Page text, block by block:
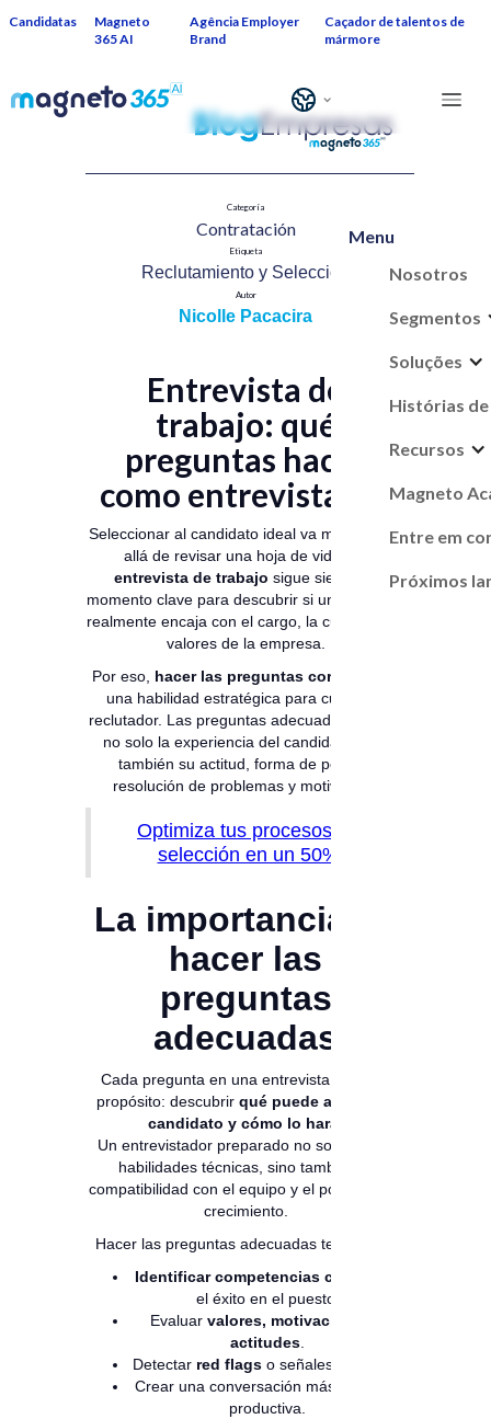
Candidatas
Magneto
365 AI
Agência Employer
Brand
Caçador de talentos de
mármore
Menu
Nosotros
Segmentos
Soluções
Histórias de
Recursos
Magneto
Entre em
Próximos
Categoría
Contratación​
Etiqueta
Reclutamiento y Selección​
Autor
Nicolle Pacacira
Entrevista de
trabajo: qué
preguntas hacer
como entrevistador
Seleccionar al candidato ideal va mucho más
allá de revisar una hoja de vida.
entrevista de trabajo sigue siendo el
momento clave para descubrir si una persona
realmente encaja con el cargo, la cultura y los
valores de la empresa.
Por eso, hacer las preguntas correctas
una habilidad estratégica para cualquier
reclutador. Las preguntas adecuadas revelan
no solo la experiencia del candidato, sino
también su actitud, forma de pensar,
resolución de problemas y motivación.
Optimiza tus procesos de
selección en un 50%
La importancia de
hacer las
preguntas
adecuadas
Cada pregunta en una entrevista tiene un
propósito: descubrir qué puede aportar el
candidato y cómo lo hará
Un entrevistador preparado no solo evalúa
habilidades técnicas, sino también la
compatibilidad con el equipo y el potencial de
crecimiento.
Hacer las preguntas adecuadas te permite:
Identificar competencias clave
el éxito en el puesto.
Evaluar valores, motivaciones y
actitudes
Detectar red flagso señales de alerta.
Crear una conversación más natural y
productiva.